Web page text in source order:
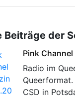
Beiträge der
Pink
Radio im
CSD in